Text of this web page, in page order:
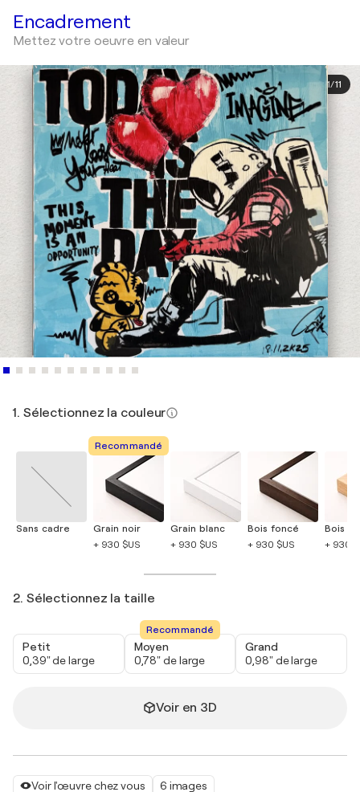
Voir l'œuvre chez vous
6 images
Encadrement
Mettez votre oeuvre en valeur
1/11
1. Sélectionnez la couleur
Sans cadre
Recommandé
Grain noir
+ 930 $US
Grain blanc
+ 930 $US
Bois foncé
+ 930 $US
Bois
+ 930
2. Sélectionnez la taille
Petit
0,39" de large
Recommandé
Moyen
0,78" de large
Grand
0,98" de large
Voir en 3D